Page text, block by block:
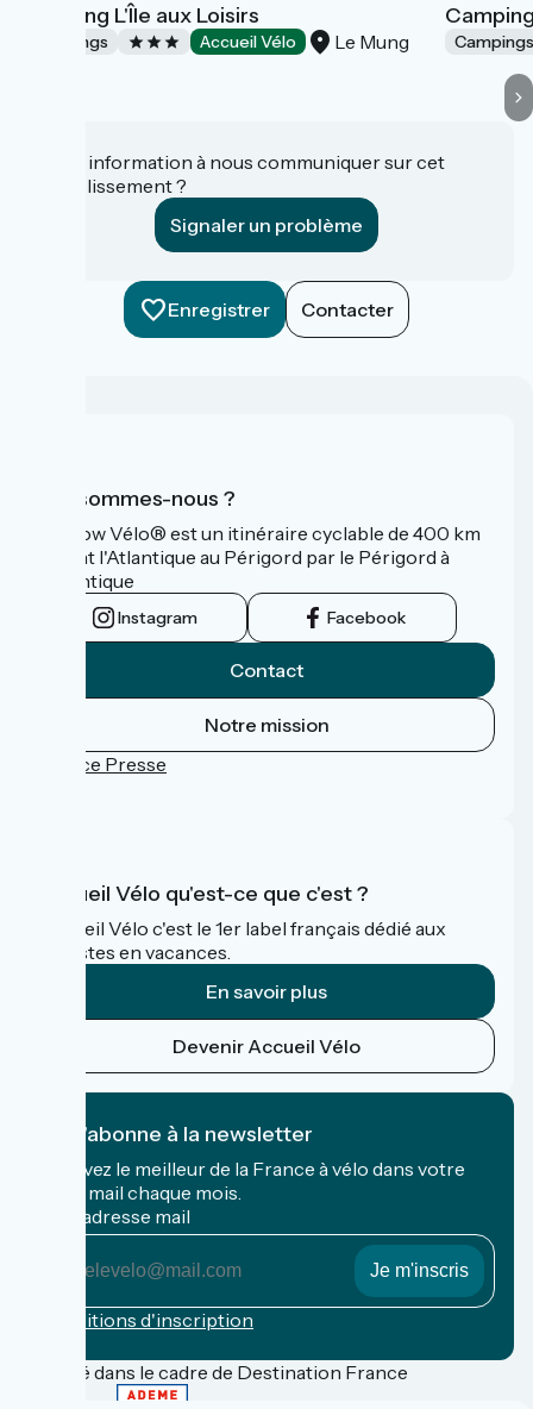
Camping L'Île aux Loisirs
Campings Accueil Vélo Le Mung
Une information à nous communiquer sur cet
établissement ?
Signaler un problème
Enregistrer Contacter
Qui sommes-nous ?
La Flow Vélo® est un itinéraire cyclable de 400 km
reliant l'Atlantique au Périgord par le Périgord à
l’Atlantique
Instagram Facebook
Contact
Notre mission
Espace Presse
Accueil Vélo qu'est-ce que c'est ?
Accueil Vélo c'est le 1er label français dédié aux
cyclistes en vacances.
En savoir plus
Devenir Accueil Vélo
Je m'abonne à la newsletter
Recevez le meilleur de la France à vélo dans votre
boîte mail chaque mois.
Mon adresse mail
Mon
adresse
Conditions d'inscription
Financé dans le cadre de Destination France